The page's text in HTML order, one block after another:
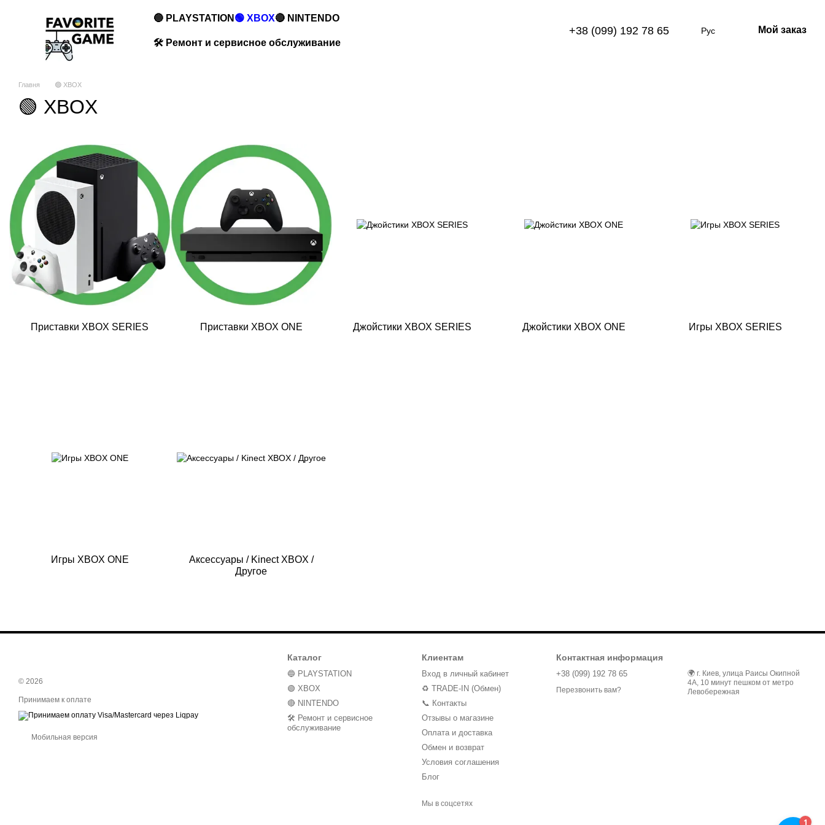
🔵 PLAYSTATION 🟢 XBOX🔴 NINTENDO
🛠️ Ремонт и сервисное обслуживание
+38 (099) 192 78 65 Рус Мой заказ
Главня 🟢 XBOX
🟢 XBOX
Приставки XBOX SERIES Приставки XBOX ONE Джойстики XBOX SERIES Джойстики XBOX ONE Игры XBOX SERIES
Игры XBOX ONE
Аксессуары / Kinect XBOX /
Другое
© 2026
Принимаем к оплате
Мобильная версия
Каталог
🔵 PLAYSTATION
🟢 XBOX
🔴 NINTENDO
🛠️ Ремонт и сервисное
обслуживание
Клиентам
Вход в личный кабинет
♻️ TRADE-IN (Обмен)
📞 Контакты
Отзывы о магазине
Оплата и доставка
Обмен и возврат
Условия соглашения
Блог
Мы в соцсетях
Контактная информация
+38 (099) 192 78 65
Перезвонить вам?
🌍 г. Киев, улица Раисы Окипной
4А, 10 минут пешком от метро
Левобережная